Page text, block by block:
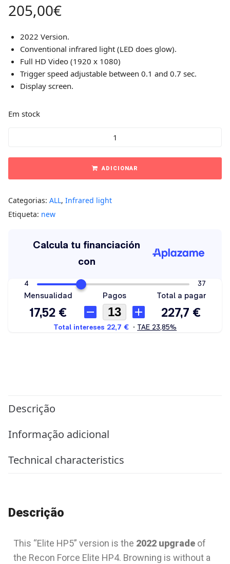
205,00€
2022 Version.
Conventional infrared light (LED does glow).
Full HD Video (1920 x 1080)
Trigger speed adjustable between 0.1 and 0.7 sec.
Display screen.
Em stock
ADICIONAR
Categorias: ALL, Infrared light
Etiqueta: new
Descrição
Informação adicional
Technical characteristics
Descrição
This “Elite HP5” version is the 2022 upgrade of
the Recon Force Elite HP4. Browning is without a